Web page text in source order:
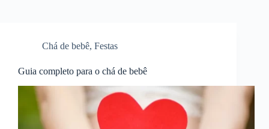
Chá de bebê, Festas
Guia completo para o chá de bebê